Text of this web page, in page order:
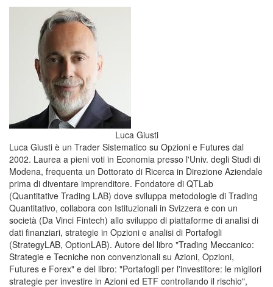
Luca Giusti
Luca Giusti è un Trader Sistematico su Opzioni e Futures dal
2002. Laurea a pieni voti in Economia presso l'Univ. degli Studi di
Modena, frequenta un Dottorato di Ricerca in Direzione Aziendale
prima di diventare imprenditore. Fondatore di QTLab
(Quantitative Trading LAB) dove sviluppa metodologie di Trading
Quantitativo, collabora con Istituzionali in Svizzera e con un
società (Da Vinci Fintech) allo sviluppo di piattaforme di analisi di
dati finanziari, strategie in Opzioni e analisi di Portafogli
(StrategyLAB, OptionLAB). Autore del libro "Trading Meccanico:
Strategie e Tecniche non convenzionali su Azioni, Opzioni,
Futures e Forex" e del libro: "Portafogli per l'investitore: le migliori
strategie per investire in Azioni ed ETF controllando il rischio",